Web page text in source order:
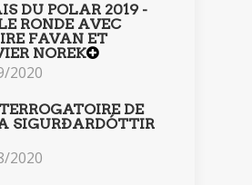
DU POLAR 2019 -
RONDE AVEC
FAVAN ET
NOREK
2020
DE
SIGURÐARDÓTTIR
2020